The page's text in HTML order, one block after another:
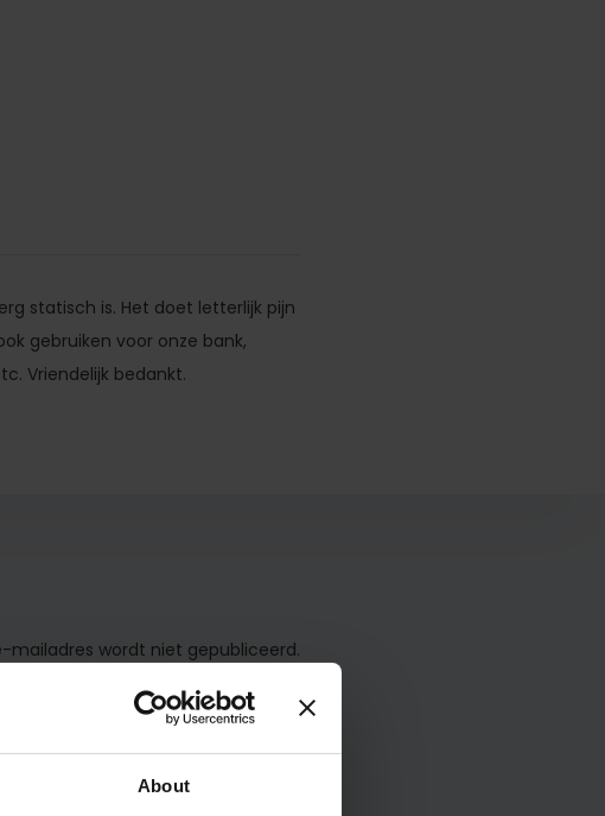
About
statisch is. Het doet letterlijk pijn
gebruiken voor onze bank,
Vriendelijk bedankt.
mailadres wordt niet gepubliceerd.